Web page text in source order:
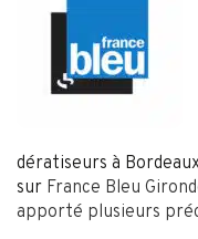
dératiseurs à
sur France Bleu
apporté plusieurs